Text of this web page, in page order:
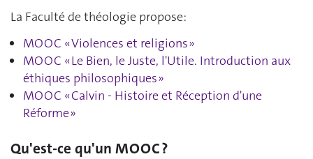
La Faculté de théologie propose:
MOOC « Violences et religions »
MOOC « Le Bien, le Juste, l'Utile. Introduction aux
éthiques philosophiques »
MOOC « Calvin - Histoire et Réception d'une
Réforme »
Qu'est-ce qu'un MOOC ?